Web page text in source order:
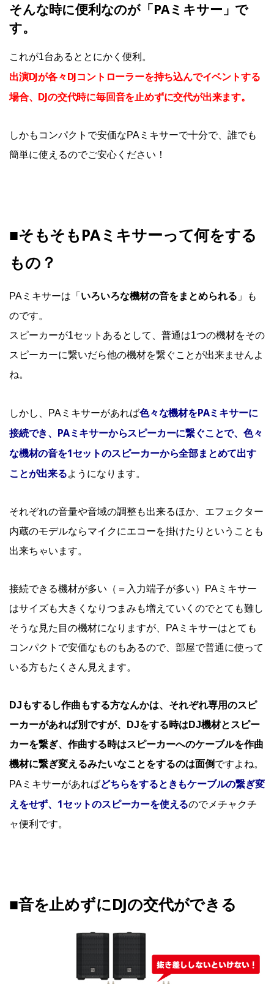
そんな時に便利なのが「PAミキサー」で
す。
これが1台あるととにかく便利。
出演DJが各々DJコントローラーを持ち込んでイベントする
場合、DJの交代時に毎回音を止めずに交代が出来ます。
しかもコンパクトで安価なPAミキサーで十分で、誰でも
簡単に使えるのでご安心ください！
■そもそもPAミキサーって何をする
もの？
PAミキサーは「 いろいろな機材の音をまとめられる 」も
のです。
スピーカーが1セットあるとして、普通は1つの機材をその
スピーカーに繋いだら他の機材を繋ぐことが出来ませんよ
ね。
しかし、PAミキサーがあれば色々な機材をPAミキサーに
接続でき、PAミキサーからスピーカーに繋ぐことで、色々
な機材の音を1セットのスピーカーから全部まとめて出す
ことが出来るようになります。
それぞれの音量や音域の調整も出来るほか、エフェクター
内蔵のモデルならマイクにエコーを掛けたりということも
出来ちゃいます。
接続できる機材が多い（＝入力端子が多い）PAミキサー
はサイズも大きくなりつまみも増えていくのでとても難し
そうな見た目の機材になりますが、PAミキサーはとても
コンパクトで安価なものもあるので、部屋で普通に使って
いる方もたくさん見えます。
DJもするし作曲もする方なんかは、それぞれ専用のスピ
ーカーがあれば別ですが、DJをする時はDJ機材とスピー
カーを繋ぎ、作曲する時はスピーカーへのケーブルを作曲
機材に繋ぎ変えるみたいなことをするのは面倒ですよね。
PAミキサーがあればどちらをするときもケーブルの繋ぎ変
えをせず、1セットのスピーカーを使えるのでメチャクチ
ャ便利です。
■音を止めずにDJの交代ができる